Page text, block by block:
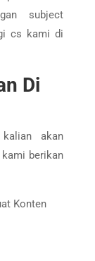
subject
cs kami di
Di
kalian akan
berikan
Konten